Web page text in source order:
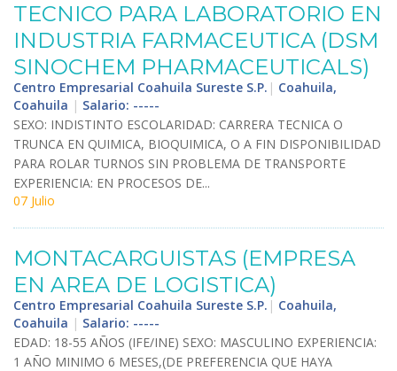
TECNICO PARA LABORATORIO EN
INDUSTRIA FARMACEUTICA (DSM
SINOCHEM PHARMACEUTICALS)
Centro Empresarial Coahuila Sureste S.P. | Coahuila,
Coahuila | Salario: -----
SEXO: INDISTINTO ESCOLARIDAD: CARRERA TECNICA O
TRUNCA EN QUIMICA, BIOQUIMICA, O A FIN DISPONIBILIDAD
PARA ROLAR TURNOS SIN PROBLEMA DE TRANSPORTE
EXPERIENCIA: EN PROCESOS DE...
07 Julio
MONTACARGUISTAS (EMPRESA
EN AREA DE LOGISTICA)
Centro Empresarial Coahuila Sureste S.P. | Coahuila,
Coahuila | Salario: -----
EDAD: 18-55 AÑOS (IFE/INE) SEXO: MASCULINO EXPERIENCIA:
1 AÑO MINIMO 6 MESES,(DE PREFERENCIA QUE HAYA